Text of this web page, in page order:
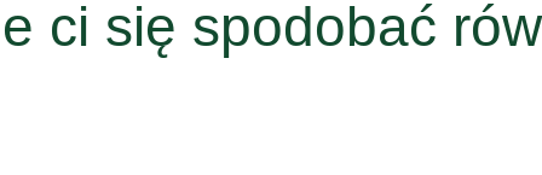
ci się spodobać